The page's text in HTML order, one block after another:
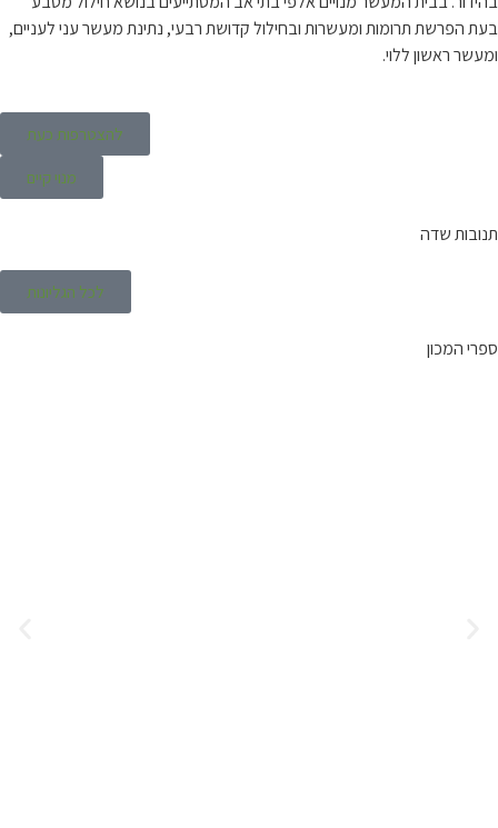
בעת הפרשת תרומות ומעשרות ובחילול קדושת רבעי, נתינת מעשר עני לעניים,
ומעשר ראשון ללוי.
להצטרפות כעת
מנוי קיים
תנובות שדה
לכל הגליונות
ספרי המכון